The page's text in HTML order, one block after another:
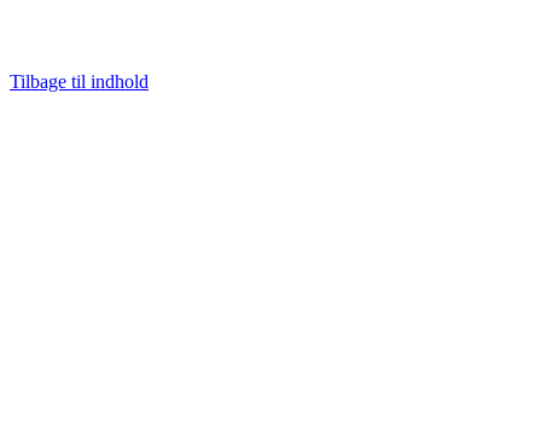
Tilbage til indhold